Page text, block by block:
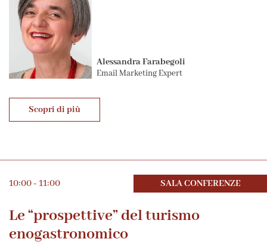
Alessandra Farabegoli
Email Marketing Expert
Scopri di più
SALA CONFERENZE
10:00 - 11:00
Le “prospettive” del turismo
enogastronomico